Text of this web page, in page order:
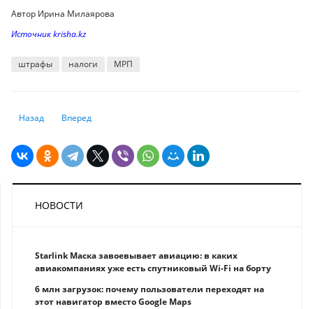
Автор Ирина Милаярова
Источник krisha.kz
штрафы налоги МРП
Предыдущий: ЦБ назвал условие для возвращения к покупкам валюты
Назад Следующий: Куда Нацбанк вкладывал пенсионные активы
Вперед
НОВОСТИ
Starlink Маска завоевывает авиацию: в каких
авиакомпаниях уже есть спутниковый Wi-Fi на борту
6 млн загрузок: почему пользователи переходят на
этот навигатор вместо Google Maps